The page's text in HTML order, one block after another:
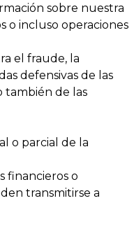
sobre nuestra
o incluso operaciones
el fraude, la
defensivas de las
también de las
o parcial de la
financieros o
transmitirse a